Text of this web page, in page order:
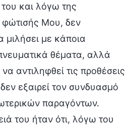
και λόγω της
φώτισής Μου, δεν
με κάποια
θέματα, αλλά
αντιληφθεί τις προθέσεις
εξαιρεί τον συνδυασμό
παραγόντων.
του ήταν ότι, λόγω του